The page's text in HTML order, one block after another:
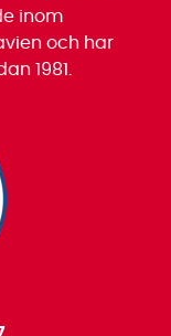
inom
och har
1981.